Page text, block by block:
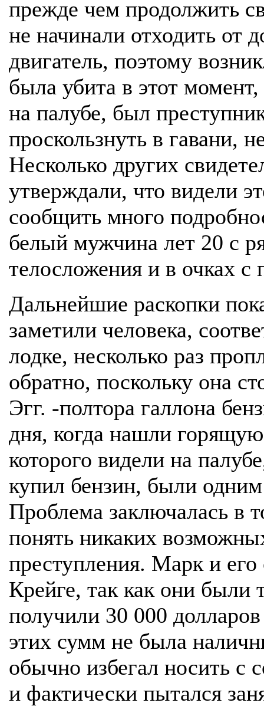
прежде чем продолжить
не начинали отходить от
двигатель, поэтому
была убита в этот
на палубе, был
проскользнуть в гавани,
Несколько других
утверждали, что видели
сообщить много
белый мужчина лет 20 с
телосложения и в очках
Дальнейшие раскопки
заметили человека,
лодке, несколько раз
обратно, поскольку она
Эгг. -полтора галлона
дня, когда нашли
которого видели на
купил бензин, были
Проблема заключалась в
понять никаких
преступления. Марк и его
Крейге, так как они были
получили 30 000
этих сумм не была
обычно избегал носить
и фактически пытался